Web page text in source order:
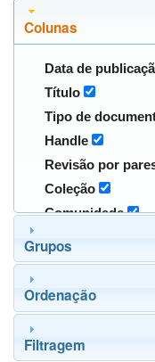
Colunas
Data de
Título
Tipo de
Handle
Revisão por
Coleção
Comunidade
Grupos
Ordenação
Filtragem